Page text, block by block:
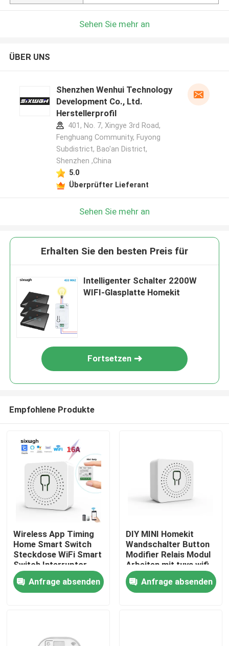
Haus
Über uns
Sehen Sie mehr an
ÜBER UNS
Shenzhen Wenhui Technology
Development Co., Ltd.
Herstellerprofil
401, No. 7, Xingye 3rd Road,
Fenghuang Community, Fuyong
Subdistrict, Bao'an District,
Shenzhen ,China
5.0
Überprüfter Lieferant
Sehen Sie mehr an
Erhalten Sie den besten Preis für
Intelligenter Schalter 2200W
WIFI-Glasplatte Homekit
Fortsetzen
Empfohlene Produkte
Wireless App Timing
Home Smart Switch
Steckdose WiFi Smart
Switch Interruptor
Intelligente Relais
Unterstützung
Sprachsteuerung
Anfrage absenden
DIY MINI Homekit
Wandschalter Button
Modifier Relais Modul
Arbeiten mit tuya wifi
App Unterstützung
Anfrage absenden